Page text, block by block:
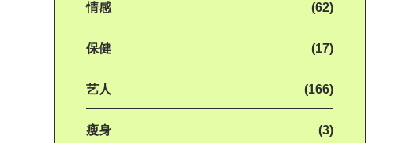
情感 (62)
保健 (17)
艺人 (166)
瘦身 (3)